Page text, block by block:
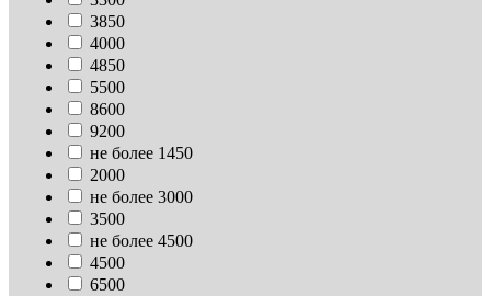
3850
4000
4850
5500
8600
9200
не более 1450
2000
не более 3000
3500
не более 4500
4500
6500